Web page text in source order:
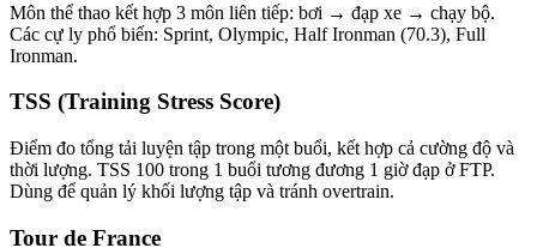
Môn thể thao kết hợp 3 môn liên tiếp: bơi → đạp xe → chạy bộ.
Các cự ly phổ biến: Sprint, Olympic, Half Ironman (70.3), Full
Ironman.
TSS (Training Stress Score)
Điểm đo tổng tải luyện tập trong một buổi, kết hợp cả cường độ và
thời lượng. TSS 100 trong 1 buổi tương đương 1 giờ đạp ở FTP.
Dùng để quản lý khối lượng tập và tránh overtrain.
Tour de France